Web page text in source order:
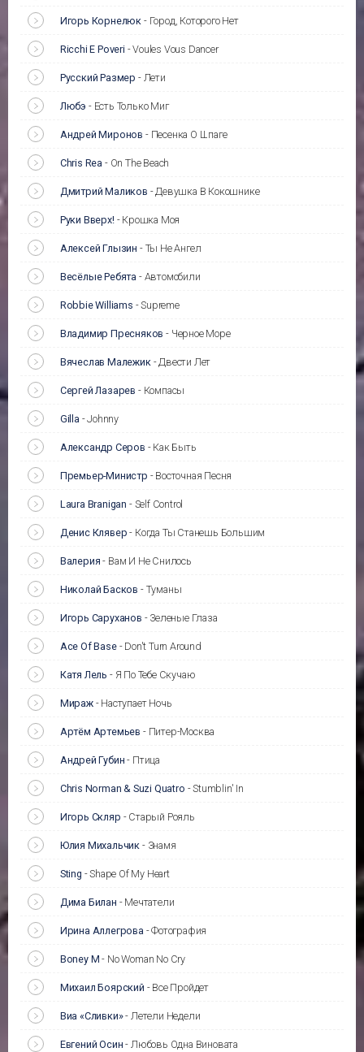
Игорь Корнелюк - Город, Которого Нет
Ricchi E Poveri -Voules Vous Dancer
Русский Размер - Лети
Любэ - Есть Только Миг
Андрей Миронов - Песенка О Шпаге
Chris Rea - On The Beach
Дмитрий Маликов -Девушка В Кокошнике
Руки Вверх!- Крошка Моя
Алексей Глызин - Ты Не Ангел
Весёлые Ребята - Автомобили
Robbie Williams -Supreme
Владимир Пресняков - Черное Море
Вячеслав Малежик-Двести Лет
Сергей Лазарев - Компасы
Gilla -Johnny
Александр Серов - Как Быть
Премьер-Министр - Восточная Песня
Laura Branigan - Self Control
Денис Клявер - Когда Ты Станешь Большим
Валерия - Вам И Не Снилось
Николай Басков - Туманы
Игорь Саруханов - Зеленые Глаза
Ace Of Base- Don't Turn Around
Катя Лель - Я По Тебе Скучаю
Мираж- Наступает Ночь
Артём Артемьев - Питер-Москва
Андрей Губин - Птица
Chris Norman & Suzi Quatro -Stumblin' In
Игорь Скляр - Старый Рояль
Юлия Михальчик - Знамя
Sting -Shape Of My Heart
Дима Билан - Мечтатели
Ирина Аллегрова -Фотография
Boney M - No Woman No Cry
Михаил Боярский - Все Пройдет
Виа «Сливки»- Летели Недели
Евгений Осин - Любовь Одна Виновата